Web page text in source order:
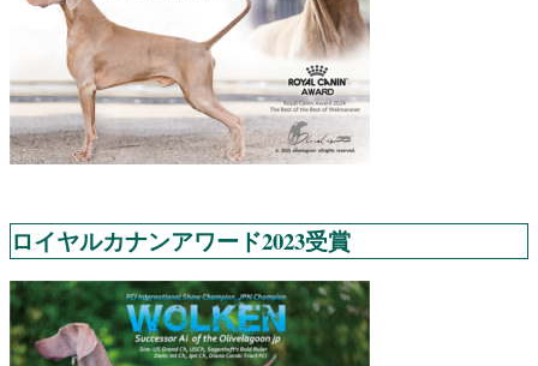
ロイヤルカナンアワード2023受賞